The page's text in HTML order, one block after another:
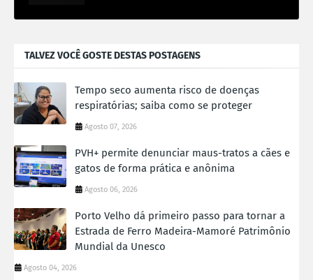
TALVEZ VOCÊ GOSTE DESTAS POSTAGENS
Tempo seco aumenta risco de doenças
respiratórias; saiba como se proteger
Agosto 07, 2026
PVH+ permite denunciar maus-tratos a cães e
gatos de forma prática e anônima
Agosto 06, 2026
Porto Velho dá primeiro passo para tornar a
Estrada de Ferro Madeira-Mamoré Patrimônio
Mundial da Unesco
Agosto 04, 2026